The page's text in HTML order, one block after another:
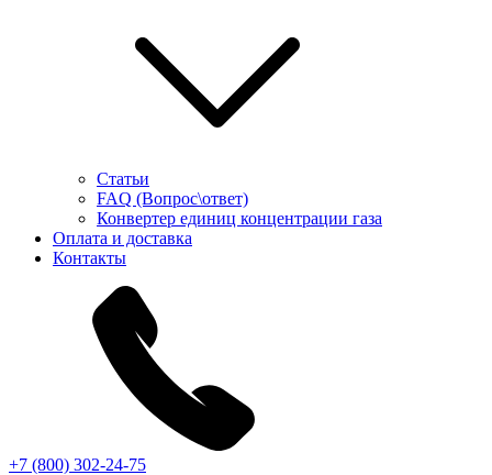
Статьи
FAQ (Вопрос\ответ)
Конвертер единиц концентрации газа
Оплата и доставка
Контакты
+7 (800) 302-24-75